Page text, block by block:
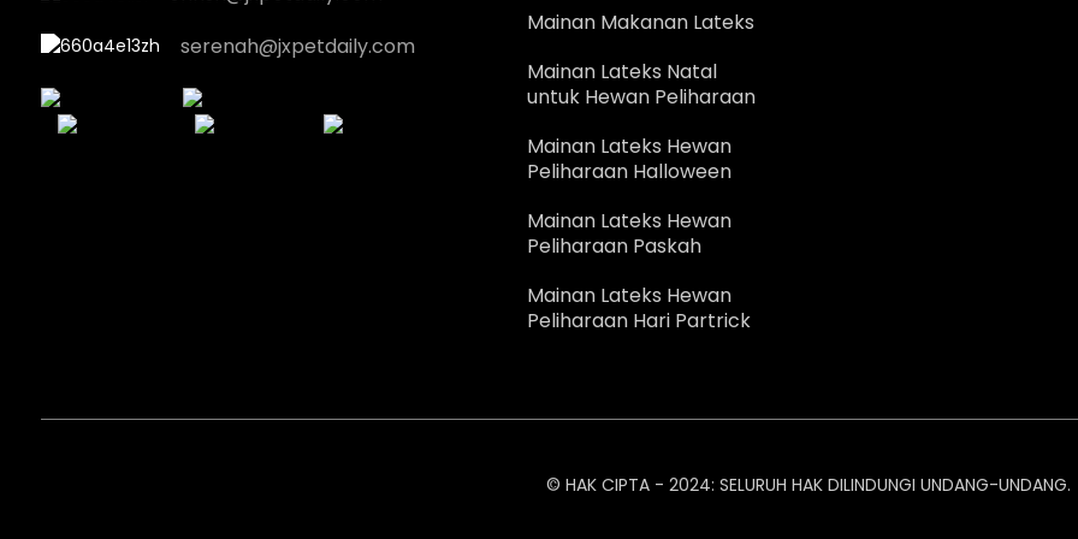
serenah@jxpetdaily.com
Mainan Makanan Lateks
Mainan Lateks Natal
untuk Hewan Peliharaan
Mainan Lateks Hewan
Peliharaan Halloween
Mainan Lateks Hewan
Peliharaan Paskah
Mainan Lateks Hewan
Peliharaan Hari Partrick
© HAK CIPTA - 2024: SELURUH HAK DILINDUNGI UNDANG-UNDANG.